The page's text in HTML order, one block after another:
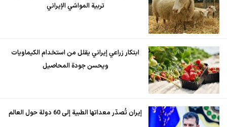
تربية المواشي الإيراني
ابتكار زراعي إيراني يقلل من استخدام الكيماويات
ويحسن جودة المحاصيل
إيران تُصدّر معداتها الطبية إلى 60 دولة حول العالم